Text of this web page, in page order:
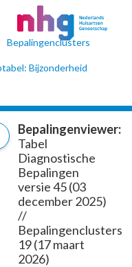
Bepalingenclusters
Bijzonderheid
Bepalingenviewer:
Tabel
Diagnostische
Bepalingen
versie 45 (03
december 2025)
//
Bepalingenclusters
19 (17 maart
2026)